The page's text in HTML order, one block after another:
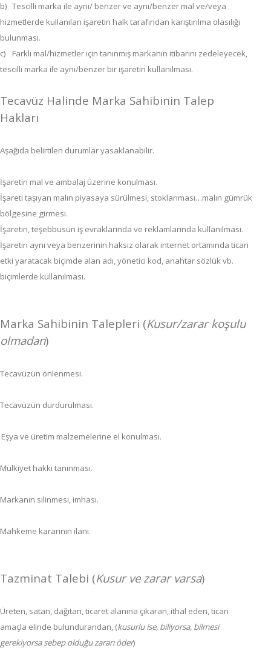
b) Tescilli marka ile aynı/ benzer ve aynı/benzer mal ve/veya
hizmetlerde kullanılan işaretin halk tarafından karıştırılma olasılığı
bulunması.
c)
Farklı mal/hizmetler için tanınmış markanın itibarını zedeleyecek,
tescilli marka ile aynı/benzer bir işaretin kullanılması.
Tecavüz Halinde Marka Sahibinin Talep
Hakları
Aşağıda belirtilen durumlar yasaklanabilir.
İşaretin mal ve ambalaj üzerine konulması.
İşareti taşıyan malın piyasaya sürülmesi, stoklanması…malın gümrük
bölgesine girmesi.
İşaretin, teşebbüsün iş evraklarında ve reklamlarında kullanılması.
İşaretin aynı veya benzerinin haksız olarak internet ortamında ticari
etki yaratacak biçimde alan adı, yönetici kod, anahtar sözlük vb.
biçimlerde kullanılması.
Marka Sahibinin Talepleri (Kusur/zarar koşulu
olmadan)
Tecavüzün önlenmesi.
Tecavüzün durdurulması.
Eşya ve üretim malzemelerine el konulması.
Mülkiyet hakkı tanınması.
Markanın silinmesi, imhası.
Mahkeme kararının ilanı.
Tazminat Talebi (Kusur ve zarar varsa)
Üreten, satan, dağıtan, ticaret alanına çıkaran, ithal eden, ticari
amaçla elinde bulundurandan, (kusurlu ise, biliyorsa, bilmesi
gerekiyorsa sebep olduğu zararı öder)